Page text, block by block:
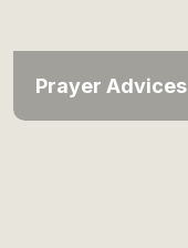
Prayer Advices